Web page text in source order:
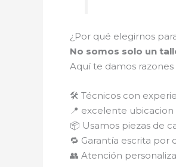
¿Por qué elegirnos
No somos solo un
Aquí te damos
🛠️ Técnicos con
📍 excelente ubicacion
📦 Usamos piezas de
🔁 Garantía escrita por
👥 Atención